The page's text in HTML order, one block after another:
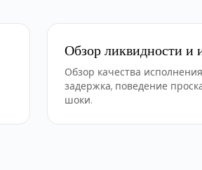
Обзор ликвидности и
Обзор качества
задержка, поведение
шоки.